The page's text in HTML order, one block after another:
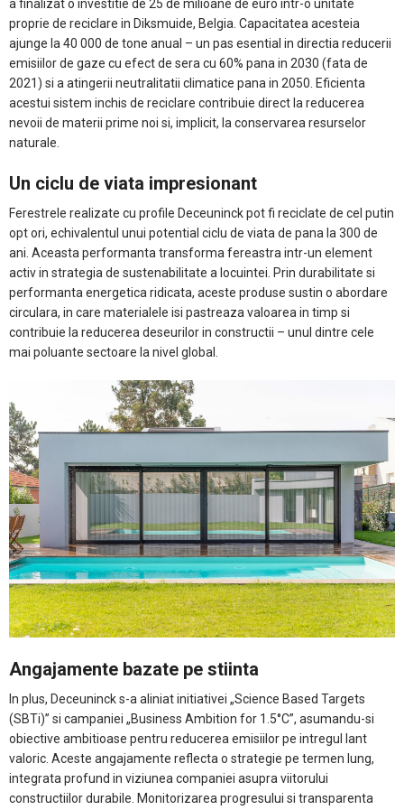
a finalizat o investitie de 25 de milioane de euro intr-o unitate
proprie de reciclare in Diksmuide, Belgia. Capacitatea acesteia
ajunge la 40 000 de tone anual – un pas esential in directia reducerii
emisiilor de gaze cu efect de sera cu 60% pana in 2030 (fata de
2021) si a atingerii neutralitatii climatice pana in 2050. Eficienta
acestui sistem inchis de reciclare contribuie direct la reducerea
nevoii de materii prime noi si, implicit, la conservarea resurselor
naturale.
Un ciclu de viata impresionant
Ferestrele realizate cu profile Deceuninck pot fi reciclate de cel putin
opt ori, echivalentul unui potential ciclu de viata de pana la 300 de
ani. Aceasta performanta transforma fereastra intr-un element
activ in strategia de sustenabilitate a locuintei. Prin durabilitate si
performanta energetica ridicata, aceste produse sustin o abordare
circulara, in care materialele isi pastreaza valoarea in timp si
contribuie la reducerea deseurilor in constructii – unul dintre cele
mai poluante sectoare la nivel global.
Angajamente bazate pe stiinta
In plus, Deceuninck s-a aliniat initiativei „Science Based Targets
(SBTi)” si campaniei „Business Ambition for 1.5°C”, asumandu-si
obiective ambitioase pentru reducerea emisiilor pe intregul lant
valoric. Aceste angajamente reflecta o strategie pe termen lung,
integrata profund in viziunea companiei asupra viitorului
constructiilor durabile. Monitorizarea progresului si transparenta